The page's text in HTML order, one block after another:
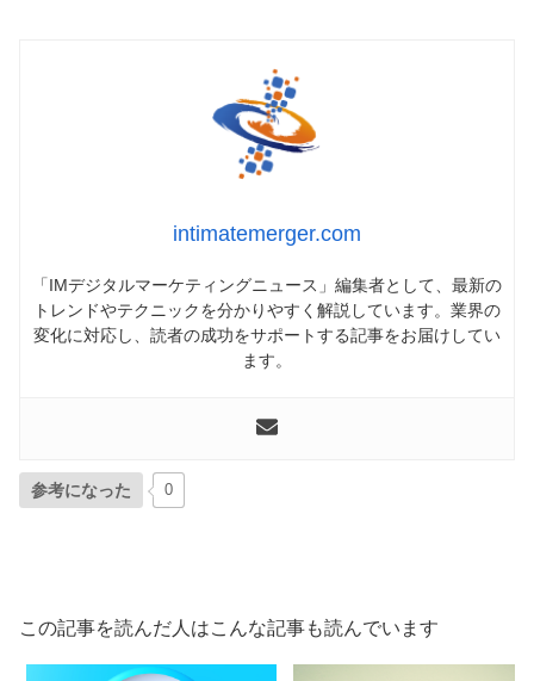
intimatemerger.com
「IMデジタルマーケティングニュース」編集者として、最新の
トレンドやテクニックを分かりやすく解説しています。業界の
変化に対応し、読者の成功をサポートする記事をお届けしてい
ます。
参考になった 0
この記事を読んだ人はこんな記事も読んでいます